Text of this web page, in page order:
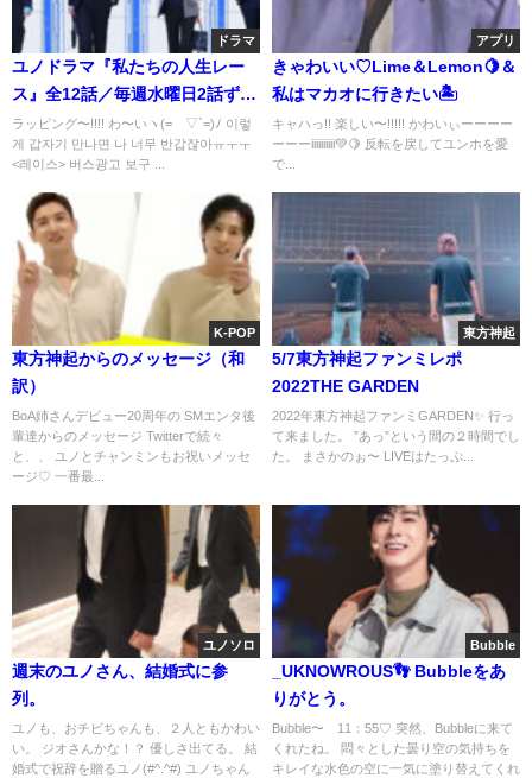
ドラマ
ユノドラマ『私たちの人生レー
ス』全12話／毎週水曜日2話ずつ
配信
ラッピング〜!!!! わ〜いヽ(=´▽`=)ﾉ 이렇
게 갑자기 만나면 나 너무 반갑잖아ㅠㅜㅜ
<레이스> 버스광고 보구 ...
アプリ
きゃわいい♡Lime＆Lemon🍋＆
私はマカオに行きたい🏝
キャハっ!! 楽しい〜!!!!! かわいぃーーーー
ーーーiiiiiiiiii💚🍋 反転を戻してユンホを愛
で...
K-POP
東方神起からのメッセージ（和
訳）
BoA姉さんデビュー20周年の SMエンタ後
輩達からのメッセージ Twitterで続々
と、、 ユノとチャンミンもお祝いメッセ
ージ♡ 一番最...
東方神起
5/7東方神起ファンミレポ
2022THE GARDEN
2022年東方神起ファンミGARDEN✨ 行っ
て来ました。 ”あっ”という間の２時間でし
た。 まさかのぉ〜 LIVEはたっぷ...
ユノソロ
週末のユノさん、結婚式に参
列。
ユノも、おチビちゃんも、２人ともかわい
い。 ジオさんかな！？ 優しさ出てる。 結
婚式で祝辞を贈るユノ(#^.^#) ユノちゃん
Bubble
_UKNOWROUS👣 Bubbleをあ
りがとう。
Bubble〜 11：55♡ 突然、Bubbleに来て
くれたね。 悶々とした曇り空の気持ちを
キレイな水色の空に一気に塗り替えてくれ